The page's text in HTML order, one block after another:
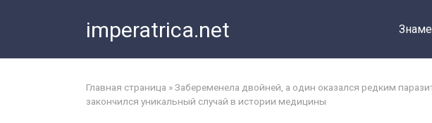
imperatrica.net
Главная страница »Забеременела двойней, а один оказался редким
закончился уникальный случай в истории медицины